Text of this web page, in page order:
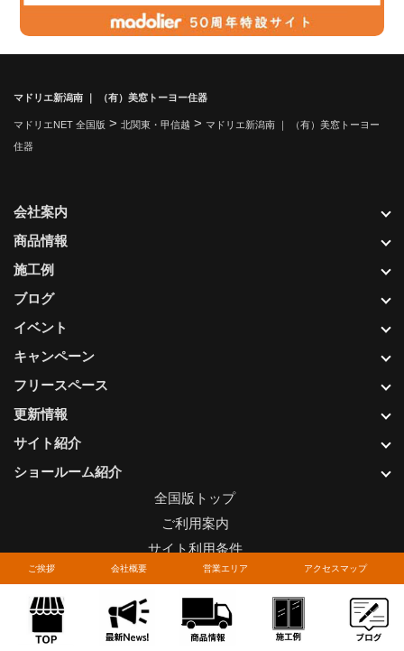
ご挨拶 会社概要 営業エリア アクセスマップ
マドリエ新潟南 ｜ （有）美窓トーヨー住器
マドリエNET 全国版 > 北関東・甲信越 > マドリエ新潟南 ｜ （有）美窓トーヨー
住器
更新情報
サイト紹介
ショールーム紹介
会社案内
商品情報
施工例
ブログ
イベント
キャンペーン
フリースペース
全国版トップ
ご利用案内
サイト利用条件
プライバシーポリシー
関連リンク
お問い合わせについて